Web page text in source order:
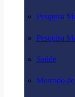
Pesquisa
Pesquisa
Saúde
Mercado